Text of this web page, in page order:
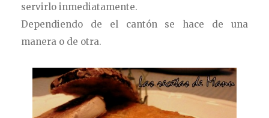
servirlo inmediatamente.
Dependiendo de el cantón se hace de una
manera o de otra.